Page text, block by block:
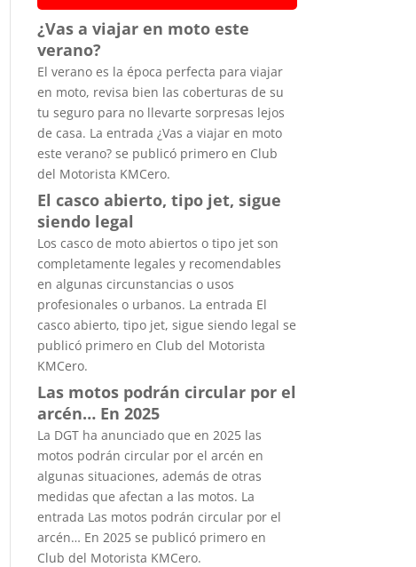
¿Vas a viajar en moto este
verano?
El verano es la época perfecta para viajar
en moto, revisa bien las coberturas de su
tu seguro para no llevarte sorpresas lejos
de casa. La entrada ¿Vas a viajar en moto
este verano? se publicó primero en Club
del Motorista KMCero.
El casco abierto, tipo jet, sigue
siendo legal
Los casco de moto abiertos o tipo jet son
completamente legales y recomendables
en algunas circunstancias o usos
profesionales o urbanos. La entrada El
casco abierto, tipo jet, sigue siendo legal se
publicó primero en Club del Motorista
KMCero.
Las motos podrán circular por el
arcén… En 2025
La DGT ha anunciado que en 2025 las
motos podrán circular por el arcén en
algunas situaciones, además de otras
medidas que afectan a las motos. La
entrada Las motos podrán circular por el
arcén… En 2025 se publicó primero en
Club del Motorista KMCero.